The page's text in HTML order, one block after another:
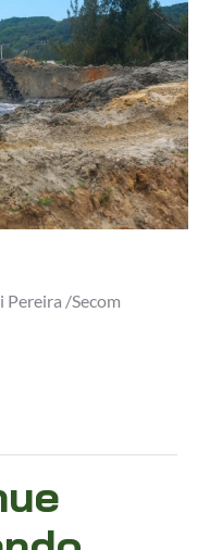
Pereira /Secom